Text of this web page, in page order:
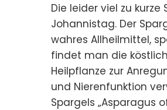
Die leider viel zu
Johannistag. Der
wahres Allheilmittel,
findet man die
Heilpflanze zur
und Nierenfunktion
Spargels „Asparagus